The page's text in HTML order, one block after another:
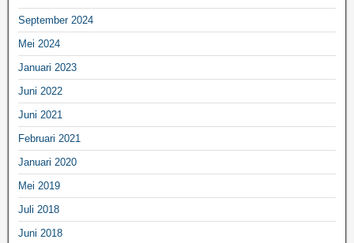
September 2024
Mei 2024
Januari 2023
Juni 2022
Juni 2021
Februari 2021
Januari 2020
Mei 2019
Juli 2018
Juni 2018